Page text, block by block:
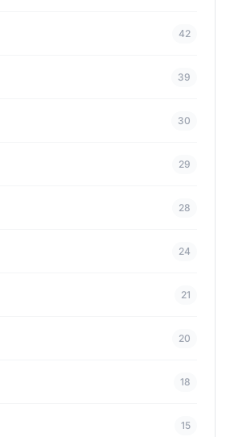
42
39
30
29
28
24
21
20
18
15